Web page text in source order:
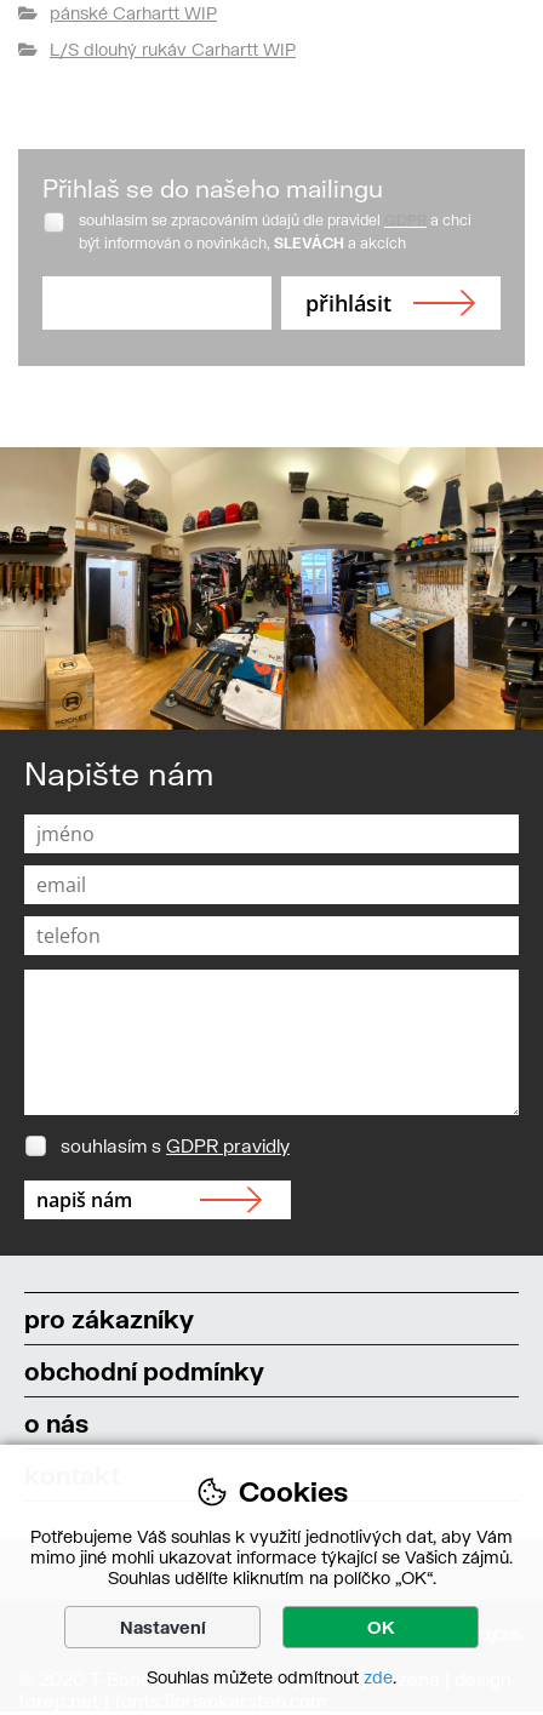
pánské Carhartt WIP
L/S dlouhý rukáv Carhartt WIP
Přihlaš se do našeho mailingu
souhlasím se zpracováním údajů dle pravidel
a chci
být informován o novinkách, SLEVÁCH a akcích
Napište nám
souhlasím s GDPR pravidly
pro zákazníky
obchodní podmínky
o nás
© 2020 T-Bone s.r.o. – Všechna práva vyhrazena | design
Cookies
Potřebujeme Váš souhlas k využití jednotlivých dat, aby Vám
mimo jiné mohli ukazovat informace týkající se Vašich zájmů.
Souhlas udělíte kliknutím na políčko „OK“.
Nastavení OK
Souhlas můžete odmítnout zde.